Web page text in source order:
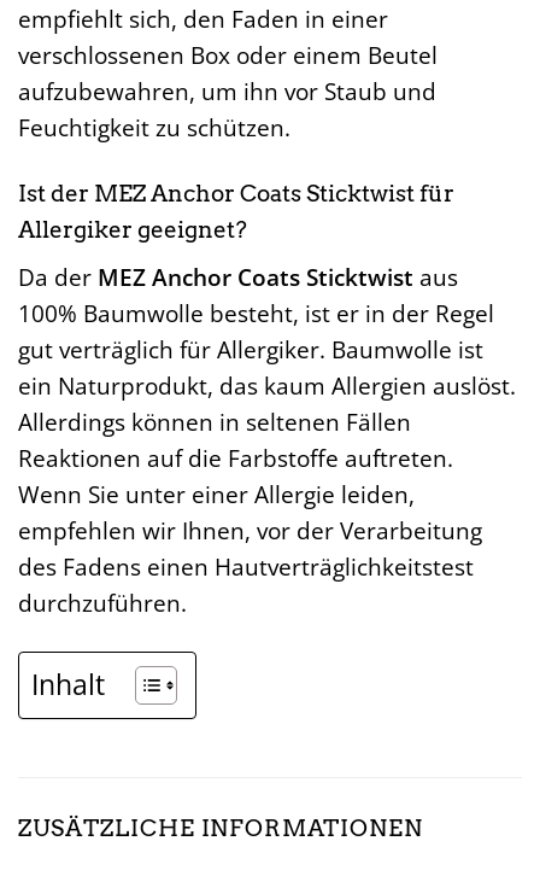
empfiehlt sich, den Faden in einer
verschlossenen Box oder einem Beutel
aufzubewahren, um ihn vor Staub und
Feuchtigkeit zu schützen.
Ist der MEZ Anchor Coats Sticktwist für
Allergiker geeignet?
Da der MEZ Anchor Coats Sticktwist aus
100% Baumwolle besteht, ist er in der Regel
gut verträglich für Allergiker. Baumwolle ist
ein Naturprodukt, das kaum Allergien auslöst.
Allerdings können in seltenen Fällen
Reaktionen auf die Farbstoffe auftreten.
Wenn Sie unter einer Allergie leiden,
empfehlen wir Ihnen, vor der Verarbeitung
des Fadens einen Hautverträglichkeitstest
durchzuführen.
Inhalt
ZUSÄTZLICHE INFORMATIONEN